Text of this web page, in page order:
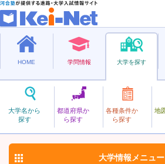
HOME 学問情報 大学を探す
大学名から
探す
都道府県か
ら探す
各種条件か
ら探す
地
私立
じっせんじょし
実践女子大学
大学情報 メニュー